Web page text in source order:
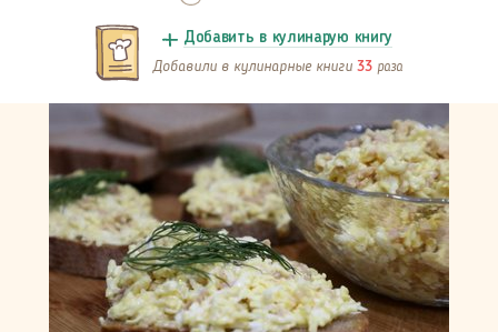
Добавить в кулинарую книгу
Добавили в кулинарные книги 33 раза